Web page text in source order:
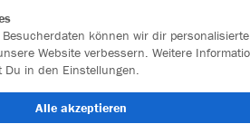
1919 e.V.
können wir dir personalisierte
Website verbessern. Weitere
Du in den Einstellungen.
Alle akzeptieren